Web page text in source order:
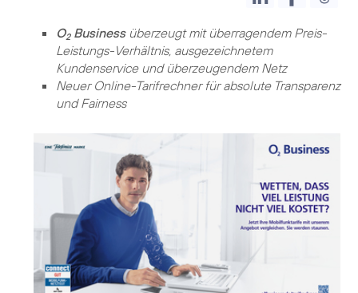
O2Businessüberzeugt mit überragendem Preis-
Leistungs-Verhältnis, ausgezeichnetem
Kundenservice und überzeugendem Netz
Neuer Online-Tarifrechner für absolute Transparenz
und Fairness